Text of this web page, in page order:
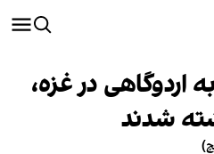
اردوگاهی در غزه،